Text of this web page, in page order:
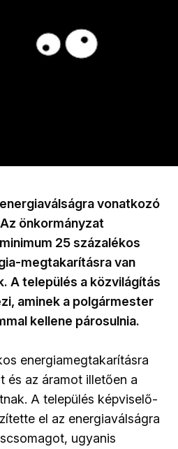
vonatkozó
önkormányzat
25 százalékos
megtakarításra van
A település a közvilágítás
aminek a polgármester
kellene párosulnia.
energiamegtakarításra
és az áramot illetően a
A település képviselő-
el az energiaválságra
ugyanis